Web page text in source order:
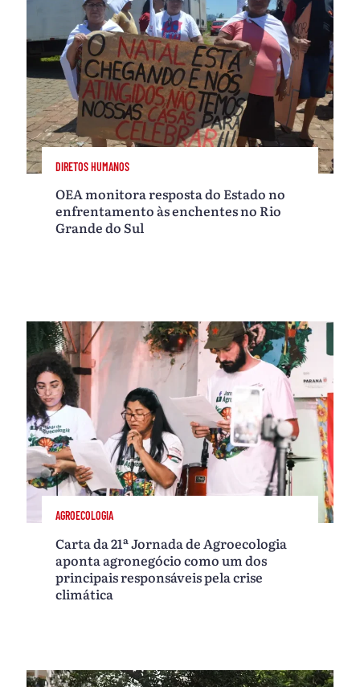
DIRETOS HUMANOS
OEA monitora resposta do Estado no
enfrentamento às enchentes no Rio
Grande do Sul
AGROECOLOGIA
Carta da 21ª Jornada de Agroecologia
aponta agronegócio como um dos
principais responsáveis pela crise
climática